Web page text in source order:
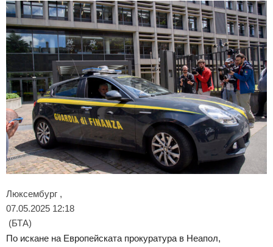
Люксембург ,
07.05.2025 12:18
(БТА)
По искане на Европейската прокуратура в Неапол,